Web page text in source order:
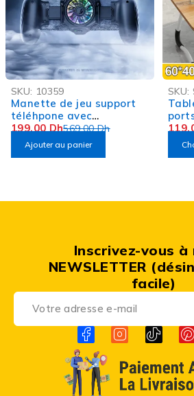
SKU:10359
Manette de jeu support
téléhpone avec
Ventilateur SNOWGON
GameSir F8 PRO
569,00Dh
199,00Dh
Ajouter au panier
SKU:
Inscrivez-vous
NEWSLETTER
facile)